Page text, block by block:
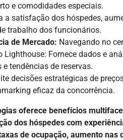
e comodidades especiais.
a satisfação dos hóspedes,
trabalho dos funcionários.
de Mercado: Navegando no
Lighthouse: Fornece dados e
tendências de reservas.
decisões estratégicas de
eficaz da concorrência.
oferece benefícios
dos hóspedes com
de ocupação, aumento